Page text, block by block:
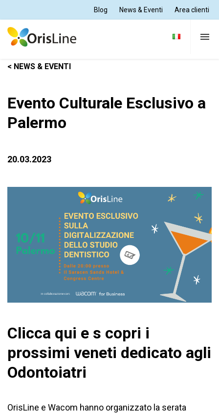
Blog News & Eventi Area clienti
Per Dentisti
Per Odontotecnici
< NEWS & EVENTI
Evento Culturale Esclusivo a
Palermo
20.03.2023
Clicca qui e s copri i
prossimi veneti dedicato agli
Odontoiatri
OrisLine e Wacom hanno organizzato la serata